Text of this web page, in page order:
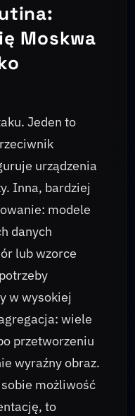
Moskwa
Jeden to
urządzenia
Inna, bardziej
modele
danych
lub wzorce
w wysokiej
wiele
przetworzeniu
wyraźny obraz.
możliwość
to